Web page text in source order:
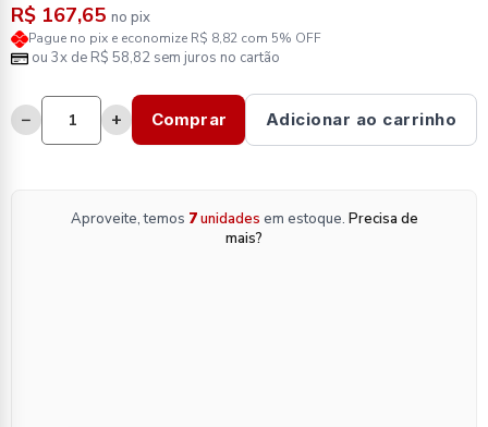
R$ 167,65 no pix
Pague no pix e economize R$ 8,82 com 5% OFF
ou 3x de R$ 58,82 sem juros no cartão
− + Comprar Adicionar ao carrinho
Aproveite, temos 7unidades em estoque. Precisa de
mais?